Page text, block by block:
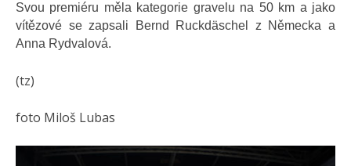
Svou premiéru měla kategorie gravelu na 50 km a jako
vítězové se zapsali Bernd Ruckdäschel z Německa a
Anna Rydvalová.
(tz)
foto Miloš Lubas